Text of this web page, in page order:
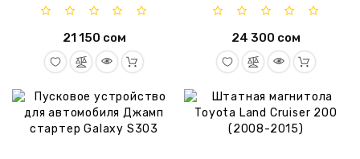
Контакты
21 150 сом 24 300 сом